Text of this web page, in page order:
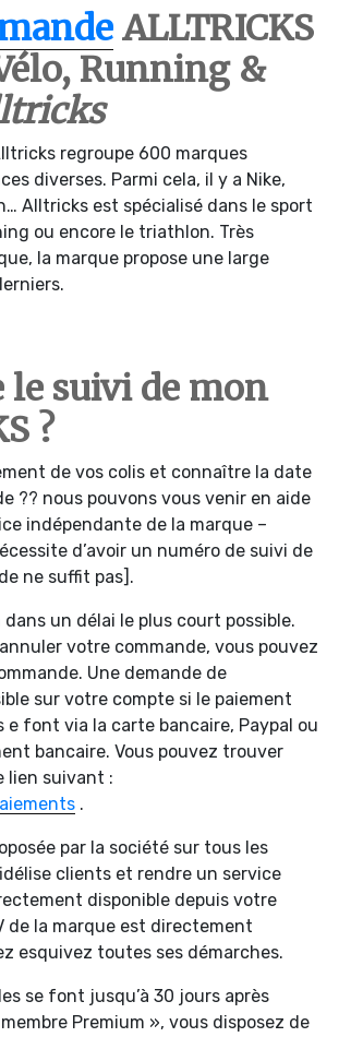
ALLTRICKS
Running &
regroupe 600 marques
diverses. Parmi cela, il y a Nike,
Alltricks est spécialisé dans le sport
ou encore le triathlon. Très
la marque propose une large
suivi de mon
?
de vos colis et connaître la date
?? nous pouvons vous venir en aide
indépendante de la marque –
d’avoir un numéro de suivi de
ne suffit pas].
un délai le plus court possible.
votre commande, vous pouvez
Une demande de
sur votre compte si le paiement
font via la carte bancaire, Paypal ou
bancaire. Vous pouvez trouver
lien suivant :
.
par la société sur tous les
clients et rendre un service
disponible depuis votre
de la marque est directement
esquivez toutes ses démarches.
se font jusqu’à 30 jours après
Premium », vous disposez de